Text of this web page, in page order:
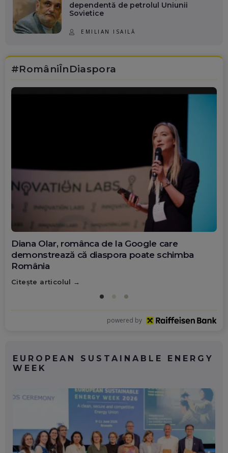
dependentă de petrolul Uniunii
Sovietice
EMILIAN ISAILĂ
#RomâniÎnDiaspora
Diana Olar, românca de la Google care
demonstrează că diaspora poate schimba
România
Citește articolul
powered by
EUROPEAN SUSTAINABLE ENERGY
WEEK